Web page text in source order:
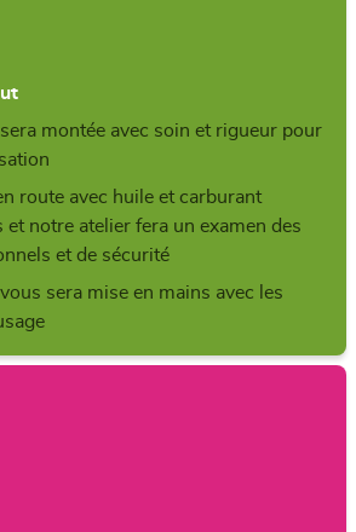
montée avec soin et rigueur pour
route avec huile et carburant
et notre atelier fera un examen des
et de sécurité
sera mise en mains avec les